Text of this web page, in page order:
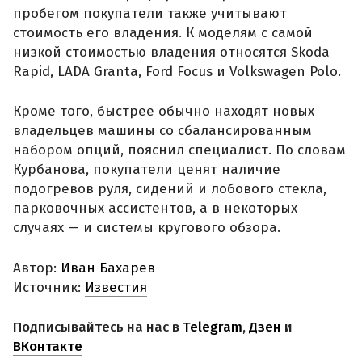
пробегом покупатели также учитывают
стоимость его владения. К моделям с самой
низкой стоимостью владения относятся Skoda
Rapid, LADA Granta, Ford Focus и Volkswagen Polo.
Кроме того, быстрее обычно находят новых
владельцев машины со сбалансированным
набором опций, пояснил специалист. По словам
Курбанова, покупатели ценят наличие
подогревов руля, сидений и лобового стекла,
парковочных ассистентов, а в некоторых
случаях — и системы кругового обзора.
Автор: Иван Бахарев
Источник: Известия
Подписывайтесь на нас в Telegram,Дзен и
ВКонтакте